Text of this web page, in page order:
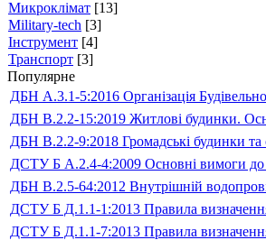
Микроклімат [13]
Military-tech [3]
Інструмент [4]
Транспорт [3]
Популярне
ДБН А.3.1-5:2016 Організація
ДБН В.2.2-15:2019 Житлові будинки.
ДБН В.2.2-9:2018 Громадські будинки
ДСТУ Б А.2.4-4:2009 Основні вимоги до
ДБН В.2.5-64:2012 Внутрішній
ДСТУ Б Д.1.1-1:2013 Правила визначення
ДСТУ Б Д.1.1-7:2013 Правила визначення